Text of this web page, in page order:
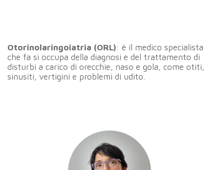
Otorinolaringoiatria (ORL): è il medico specialista
che fa si occupa della diagnosi e del trattamento di
disturbi a carico di orecchie, naso e gola, come otiti,
sinusiti, vertigini e problemi di udito.